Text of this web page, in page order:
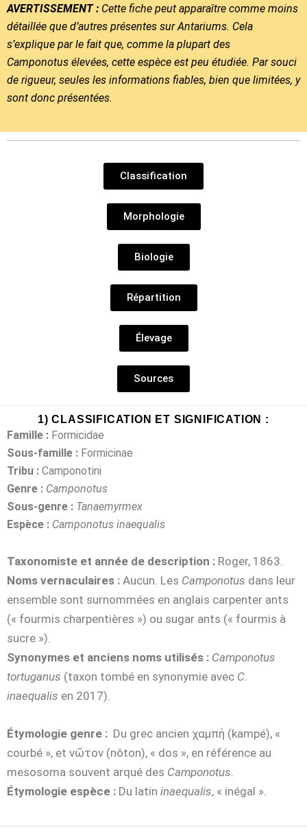
AVERTISSEMENT : Cette fiche peut apparaître comme moins
détaillée que d’autres présentes sur Antariums. Cela
s’explique par le fait que, comme la plupart des
Camponotus élevées, cette espèce est peu étudiée. Par souci
de rigueur, seules les informations fiables, bien que limitées, y
sont donc présentées.
Classification
Morphologie
Biologie
Répartition
Élevage
Sources
1) CLASSIFICATION ET SIGNIFICATION :
Famille : Formicidae
Sous-famille : Formicinae
Tribu : Camponotini
Genre : Camponotus
Sous-genre : Tanaemyrmex
Espèce : Camponotus inaequalis
Taxonomiste et année de description : Roger, 1863.
Noms vernaculaires : Aucun. Les Camponotus dans leur
ensemble sont surnommées en anglais carpenter ants
(« fourmis charpentières ») ou sugar ants (« fourmis à
sucre »).
Synonymes et anciens noms utilisés : Camponotus
tortuganus (taxon tombé en synonymie avec C.
inaequalis en 2017).
Étymologie genre : Du grec ancien χαμπή (kampé), «
courbé », et νῶτον (nôton), « dos », en référence au
mesosoma souvent arqué des Camponotus
Étymologie espèce : Du latin inaequalis, « inégal ».